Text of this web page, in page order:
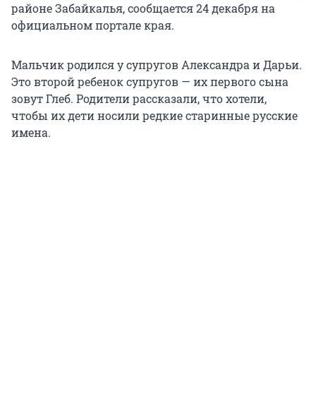
районе Забайкалья, сообщается 24 декабря на
официальном портале края.
Мальчик родился у супругов Александра и Дарьи.
Это второй ребенок супругов — их первого сына
зовут Глеб. Родители рассказали, что хотели,
чтобы их дети носили редкие старинные русские
имена.